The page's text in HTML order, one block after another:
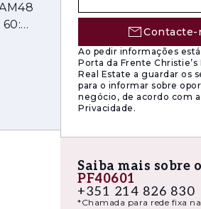
ativo a
Contacte-
Ao pedir informações
Porta da Frente Christie’s
Real Estate a guardar os
para o informar sobre
negócio, de acordo com
Privacidade.
Saiba mais sobre
PF40601
+351 214 826 830
*Chamada para rede fixa